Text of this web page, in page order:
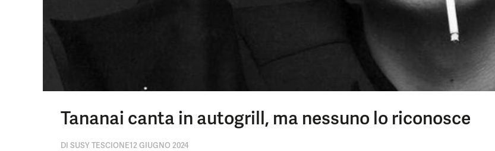
Tananai canta in autogrill, ma nessuno lo riconosce
DI SUSY TESCIONE12 GIUGNO 2024